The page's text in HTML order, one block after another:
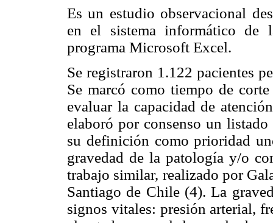
Es un estudio observacional
en el sistema informático de
programa Microsoft Excel.
Se registraron 1.122 pacientes
Se marcó como tiempo de
evaluar la capacidad de
elaboró por consenso un
su definición como prioridad
gravedad de la patología y/o
trabajo similar, realizado por
Santiago de Chile (4). La
signos vitales: presión arterial,